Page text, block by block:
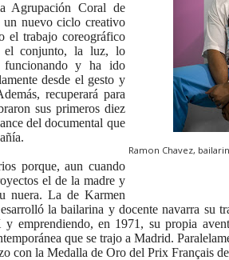
Ramon Chavez,
Agrupación Coral de
un nuevo ciclo creativo
el trabajo coreográfico
el conjunto, la luz, lo
y ha ido
desde el gesto y
recuperará para
sus primeros diez
del documental que
porque, aun cuando
el de la madre y
nuera. La de Karmen
la bailarina y docente navarra su
emprendiendo, en 1971, su propia
que se trajo a Madrid.
con la Medalla de Oro del Prix Français